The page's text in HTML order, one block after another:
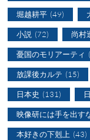
堀越耕平 (49)
小説 (72) 尚村
憂国のモリアーティ
放課後カルテ (15)
日本史 (131)
映像研には手を出す
本好きの下剋上 (43)